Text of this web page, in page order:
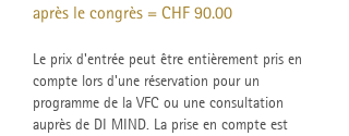
après le congrès = CHF 90.00
Le prix d'entrée peut être entièrement pris en
compte lors d'une réservation pour un
programme de la VFC ou une consultation
auprès de DI MIND. La prise en compte est